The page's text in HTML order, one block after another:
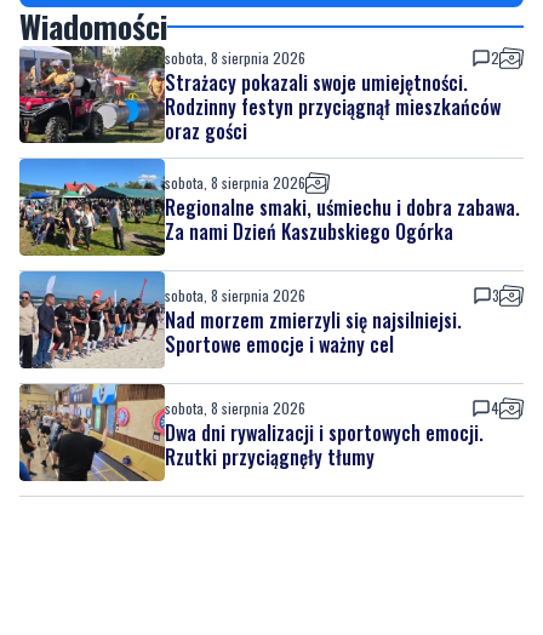
Wiadomości
sobota, 8 sierpnia 2026 2
Strażacy pokazali swoje umiejętności.
Rodzinny festyn przyciągnął mieszkańców
oraz gości
sobota, 8 sierpnia 2026
Regionalne smaki, uśmiechu i dobra zabawa.
Za nami Dzień Kaszubskiego Ogórka
sobota, 8 sierpnia 2026 3
Nad morzem zmierzyli się najsilniejsi.
Sportowe emocje i ważny cel
sobota, 8 sierpnia 2026 4
Dwa dni rywalizacji i sportowych emocji.
Rzutki przyciągnęły tłumy